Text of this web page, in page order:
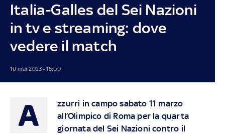
Italia-Galles del Sei Nazioni
in tv e streaming: dove
vedere il match
10 mar 2023 - 15:00
A
zzurri in campo sabato 11 marzo
all’Olimpico di Roma per la quarta
giornata del Sei Nazioni contro il